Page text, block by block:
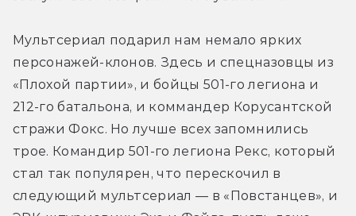
Мультсериал подарил нам немало ярких
персонажей-клонов. Здесь и спецназовцы из
«Плохой партии», и бойцы 501-го легиона и
212-го батальона, и коммандер Корусантской
стражи Фокс. Но лучше всех запомнились
трое. Командир 501-го легиона Рекс, который
стал так популярен, что перескочил в
следующий мультсериал — в «Повстанцев», и